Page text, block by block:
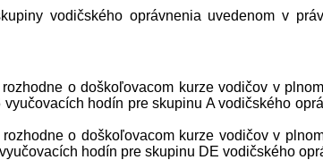
vodičského oprávnenia uvedenom v
o doškoľovacom kurze vodičov v
hodín pre skupinu A vodičského
o doškoľovacom kurze vodičov v
hodín pre skupinu DE vodičského